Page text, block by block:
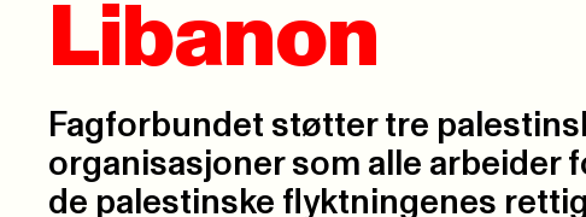
Libanon
Fagforbundet støtter tre
organisasjoner som alle arbeider
de palestinske flyktningenes